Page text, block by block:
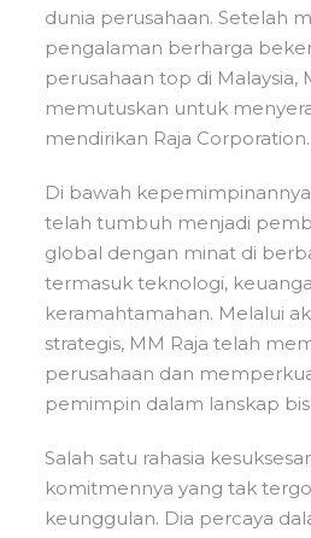
dunia perusahaan. Setelah
pengalaman berharga
perusahaan top di Malaysia,
memutuskan untuk
mendirikan Raja Corporation.
Di bawah
telah tumbuh menjadi
global dengan minat di
termasuk teknologi,
keramahtamahan. Melalui
strategis, MM Raja telah
perusahaan dan
pemimpin dalam lanskap
Salah satu rahasia
komitmennya yang tak
keunggulan. Dia percaya